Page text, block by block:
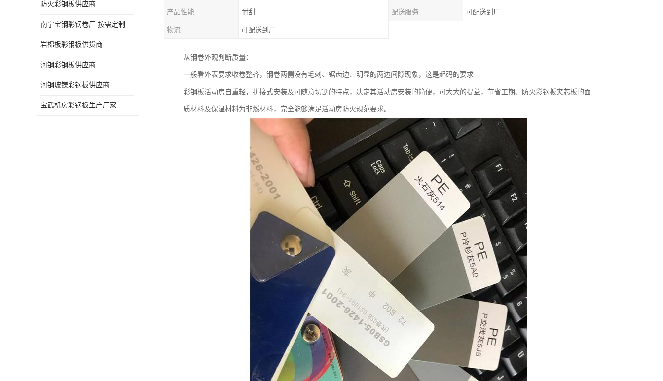
防火彩钢板供应商
南宁宝钢彩钢卷厂 按需定制
岩棉板彩钢板供货商
河钢彩钢板供应商
河钢玻镁彩钢板供应商
宝武机房彩钢板生产厂家
产品性能 耐刮 配送服务 可配送到厂
物流 可配送到厂
从钢卷外观判断质量：
一般看外表要求收卷整齐，钢卷两侧没有毛刺、锯齿边、明显的两边间隙现象，这是起码的要求
彩钢板活动房自重轻，拼接式安装及可随意切割的特点，决定其活动房安装的简便，可大大的提益，节省工期。防火彩钢板夹芯板的面
质材料及保温材料为非燃材料，完全能够满足活动房防火规范要求。